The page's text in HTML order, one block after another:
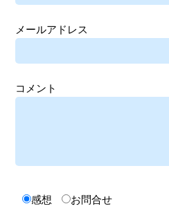
メールアドレス
コメント
感想 お問合せ